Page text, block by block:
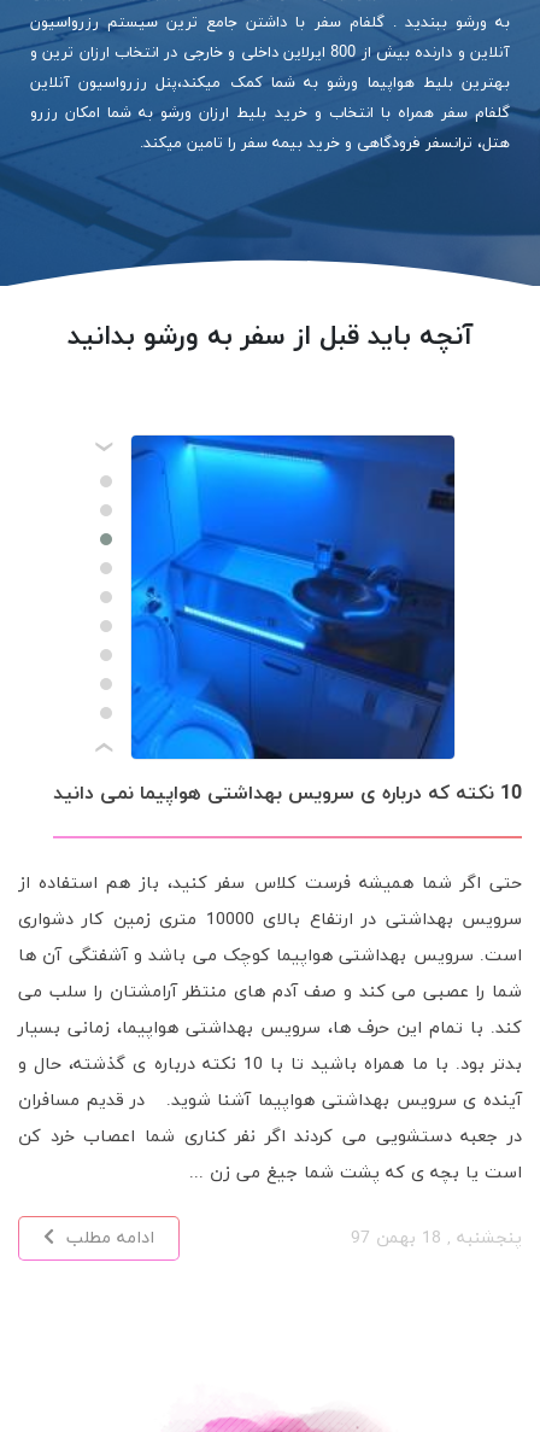
به ورشو ببندید . گلفام سفر با داشتن جامع ترین سیستم رزرواسیون
آنلاین و دارنده بیش از 800 ایرلاین داخلی و خارجی در انتخاب ارزان ترین و
بهترین بلیط هواپیما ورشو به شما کمک میکند،پنل رزرواسیون آنلاین
گلفام سفر همراه با انتخاب و خرید بلیط ارزان ورشو به شما امکان رزرو
هتل، ترانسفر فرودگاهی و خرید بیمه سفر را تامین میکند.
آنچه باید قبل از سفر به ورشو بدانید
‹
›
10 نکته که درباره ی سرویس بهداشتی هواپیما نمی دانید
حتی اگر شما همیشه فرست کلاس سفر کنید، باز هم استفاده از
سرویس بهداشتی در ارتفاع بالای 10000 متری زمین کار دشواری
است. سرویس بهداشتی هواپیما کوچک می باشد و آشفتگی آن ها
شما را عصبی می کند و صف آدم های منتظر آرامشتان را سلب می
کند. با تمام این حرف ها، سرویس بهداشتی هواپیما، زمانی بسیار
بدتر بود. با ما همراه باشید تا با 10 نکته درباره ی گذشته، حال و
آینده ی سرویس بهداشتی هواپیما آشنا شوید. در قدیم مسافران
در جعبه دستشویی می کردند اگر نفر کناری شما اعصاب خرد کن
است یا بچه ی که پشت شما جیغ می زن ...
پنجشنبه , 18 بهمن 97 ادامه مطلب